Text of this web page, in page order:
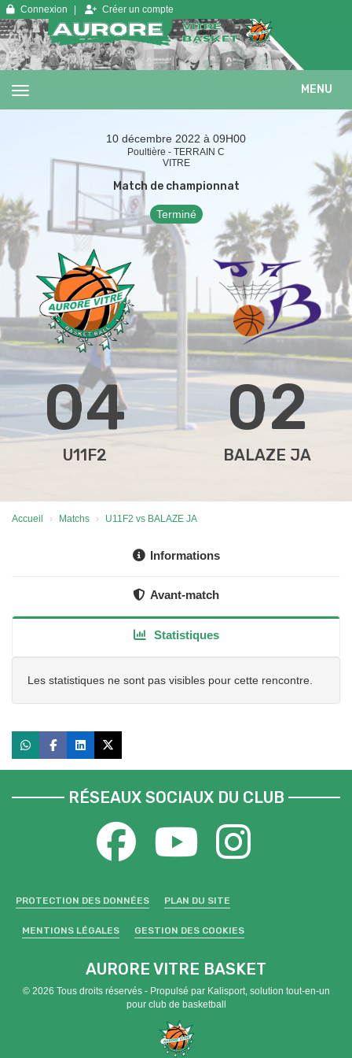
Connexion Créer un compte
MENU
10 décembre 2022 à 09H00
Poultière - TERRAIN C
VITRE
Match de championnat
Terminé
04 02
U11F2 BALAZE JA
Accueil Matchs U11F2 vs BALAZE JA
Informations
Avant-match
Statistiques
Les statistiques ne sont pas visibles pour cette rencontre.
RÉSEAUX SOCIAUX DU CLUB
PROTECTION DES DONNÉES PLAN DU SITE
MENTIONS LÉGALES GESTION DES COOKIES
AURORE VITRE BASKET
© 2026 Tous droits réservés - Propulsé par Kalisport, solution tout-en-un
pour club de basketball
Panneau de gestion des cookies